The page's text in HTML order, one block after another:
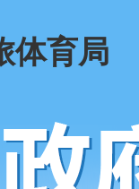
体育局